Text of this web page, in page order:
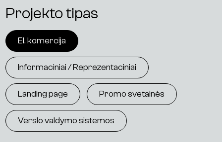
Darbai
Apiemus
Įžvalgos
Kontaktai
Projekto tipas
El. komercija
Informaciniai / Reprezentaciniai
Landing page Promo svetainės
Verslo valdymo sistemos